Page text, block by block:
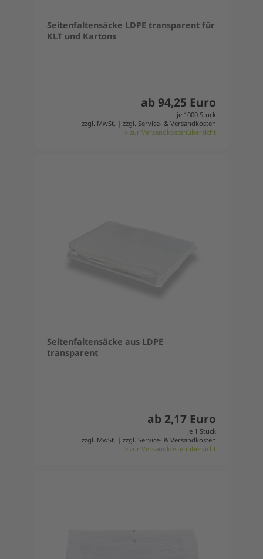
Seitenfaltensäcke LDPE transparent für
KLT und Kartons
ab 94,25 Euro
je 1000 Stück
zzgl. MwSt. | zzgl. Service- & Versandkosten
> zur Versandkostenübersicht
Seitenfaltensäcke aus LDPE
transparent
ab 2,17 Euro
je 1 Stück
zzgl. MwSt. | zzgl. Service- & Versandkosten
> zur Versandkostenübersicht